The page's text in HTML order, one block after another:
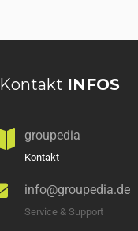
Kontakt INFOS
groupedia
Kontakt
info@groupedia.de
Service & Support